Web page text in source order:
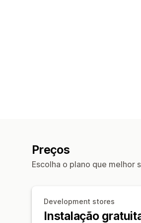
Preços
Escolha o plano que melhor
Development stores
Instalação